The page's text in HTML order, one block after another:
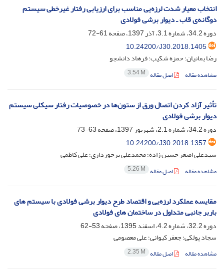
انتخاب معیار شدت لرزه‌یی مناسب برای ارزیابی رفتار غیرخطی سیستم
دوگانه‌ی قاب ـ دیوار برشی فولادی
دوره 34.2، شماره 3.1، آذر 1397، صفحه
61-72
10.24200/J30.2018.1405
رضا بمانیان؛ حمزه شکیب؛ فرهاد دانشجو
مشاهده مقاله اصل مقاله 3.54 M
تأثیر آزاد کردن اتصال ورق از ستون‌ها در خصوصیات رفتار سیکلی سیستم
دیوار برشی فولادی
دوره 34.2، شماره 2.1، شهریور 1397، صفحه
63-73
10.24200/J30.2018.1357
سیدعلی اصغر حسین زاده؛ محمدعلی برخورداری؛ علی کاظمی
مشاهده مقاله اصل مقاله 5.26 M
مقایسه عملکرد لرزه‌یی و اقتصاد طرح دیوار برشی فولادی با سیستم های
باربر جانبی متداول در ساختمان های فولادی
دوره 32.2، شماره 4.2، اسفند 1395، صفحه
53-62
سجاد پولکی؛ جعفر کیوانی؛ علی معصومی
مشاهده مقاله اصل مقاله 2.35 M